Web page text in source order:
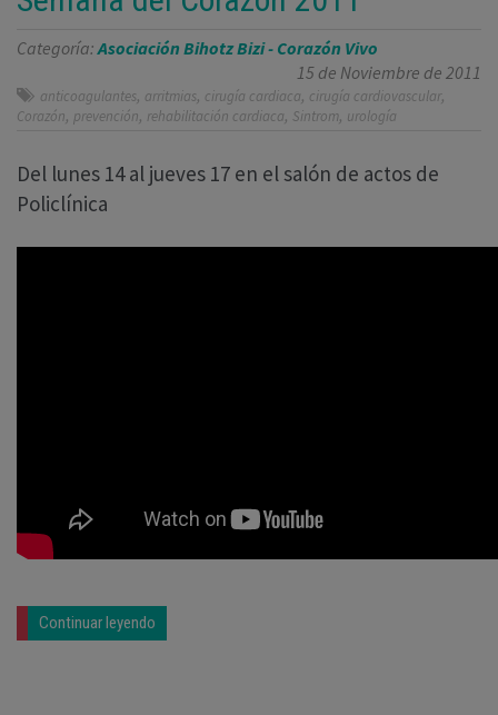
Categoría:Asociación Bihotz Bizi - Corazón Vivo
15 de Noviembre de 2011
anticoagulantes, arritmias, cirugía cardiaca, cirugía cardiovascular,
Corazón, prevención, rehabilitación cardiaca, Sintrom, urología
Del lunes 14 al jueves 17 en el salón de actos de
Policlínica
Continuar leyendo